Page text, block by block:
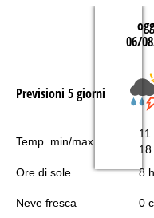
06/
Previsioni 5 giorni
Temp. min/max
11
18
Ore di sole
8 h
Neve fresca 0